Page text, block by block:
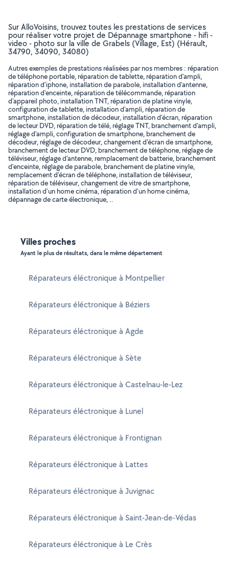
Sur AlloVoisins, trouvez toutes les prestations de services
pour réaliser votre projet de Dépannage smartphone - hifi -
video - photo sur la ville de Grabels (Village, Est) (Hérault,
34790, 34090, 34080)
Autres exemples de prestations réalisées par nos membres : réparation
de téléphone portable, réparation de tablette, réparation d'ampli,
réparation d'iphone, installation de parabole, installation d'antenne,
réparation d'enceinte, réparation de télécommande, réparation
d'appareil photo, installation TNT, réparation de platine vinyle,
configuration de tablette, installation d'ampli, réparation de
smartphone, installation de décodeur, installation d'écran, réparation
de lecteur DVD, réparation de télé, réglage TNT, branchement d'ampli,
réglage d'ampli, configuration de smartphone, branchement de
décodeur, réglage de décodeur, changement d'écran de smartphone,
branchement de lecteur DVD, branchement de téléphone, réglage de
téléviseur, réglage d'antenne, remplacement de batterie, branchement
d'enceinte, réglage de parabole, branchement de platine vinyle,
remplacement d'écran de téléphone, installation de téléviseur,
réparation de téléviseur, changement de vitre de smartphone,
installation d'un home cinéma, réparation d'un home cinéma,
dépannage de carte électronique, ..
Villes proches
Ayant le plus de résultats, dans le même département
Réparateurs éléctronique à Montpellier
Réparateurs éléctronique à Béziers
Réparateurs éléctronique à Agde
Réparateurs éléctronique à Sète
Réparateurs éléctronique à Castelnau-le-Lez
Réparateurs éléctronique à Lunel
Réparateurs éléctronique à Frontignan
Réparateurs éléctronique à Lattes
Réparateurs éléctronique à Juvignac
Réparateurs éléctronique à Saint-Jean-de-Védas
Réparateurs éléctronique à Le Crès